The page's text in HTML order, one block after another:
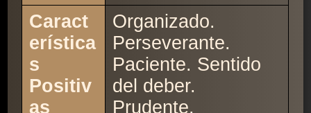
Caract
erística
s
Positiv
as
Organizado.
Perseverante.
Paciente. Sentido
del deber.
Prudente.